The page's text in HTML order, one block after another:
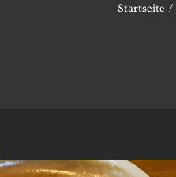
Startseite